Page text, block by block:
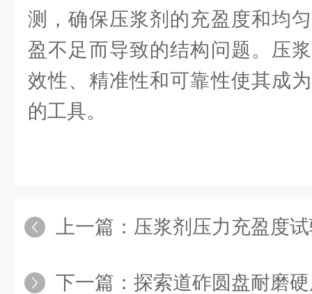
测，确保压浆剂的充盈度和均
盈不足而导致的结构问题。压
效性、精准性和可靠性使其成
的工具。
上一篇： 压浆剂压力充盈度试验仪：
下一篇： 探索道砟圆盘耐磨硬度试验机：